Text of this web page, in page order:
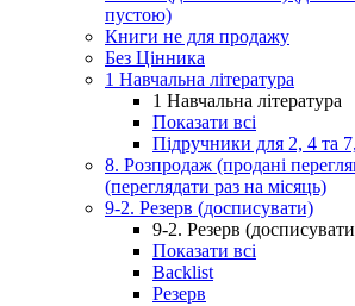
пустою)
Книги не для продажу
Без Цінника
1 Навчальна література
1 Навчальна література
Показати всі
Підручники для 2, 4 та
8. Розпродаж (продані
(переглядати раз на місяць)
9-2. Резерв (досписувати)
9-2. Резерв
Показати всі
Backlist
Резерв